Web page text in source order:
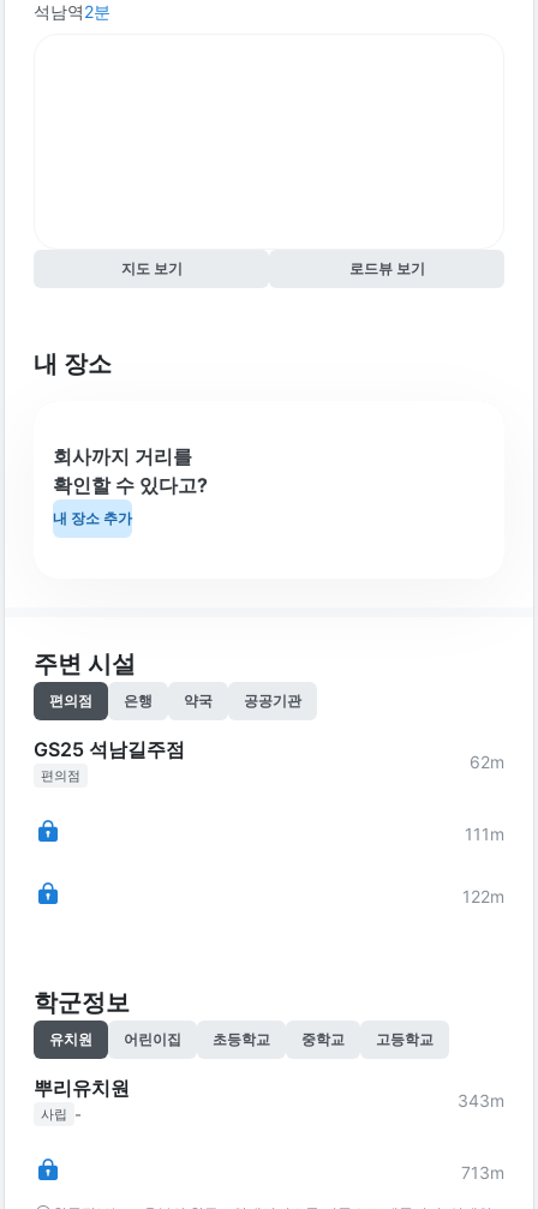
석남역2분
지도 보기 로드뷰 보기
내 장소
회사까지 거리를
확인할 수 있다고?
내 장소 추가
주변 시설
편의점 은행 약국 공공기관
GS25 석남길주점
편의점
62m
111m
122m
학군정보
유치원 어린이집 초등학교 중학교 고등학교
뿌리유치원
사립 -
343m
713m